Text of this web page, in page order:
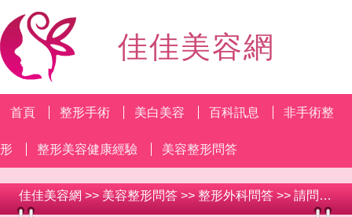
佳佳美容網
首頁 整形手術 美白美容 百科訊息 非手術整
形 整形美容健康經驗 美容整形問答
佳佳美容網 >> 美容整形問答 >> 整形外科問答 >> 請問有去除妊娠紋的產品可以推薦嗎？